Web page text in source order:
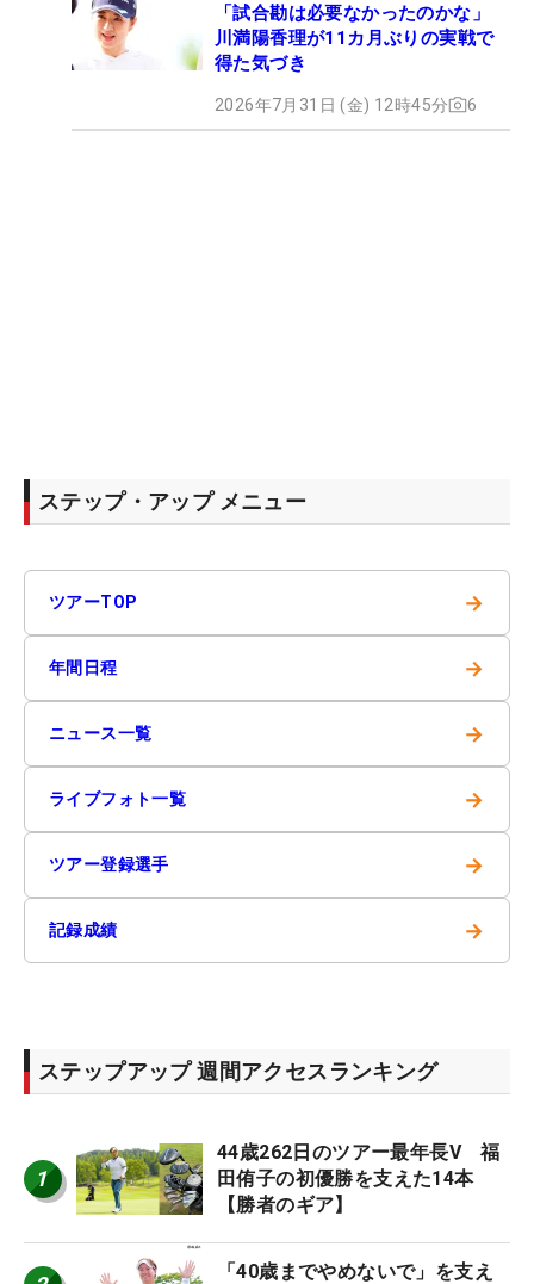
「試合勘は必要なかったのかな」
川満陽香理が11カ月ぶりの実戦で
得た気づき
2026年7月31日 (金) 12時45分 6
ステップ・アップ メニュー
ツアーTOP →
年間日程 →
ニュース一覧 →
ライブフォト一覧 →
ツアー登録選手 →
記録成績 →
ステップアップ 週間アクセスランキング
1
44歳262日のツアー最年長V 福
田侑子の初優勝を支えた14本
【勝者のギア】
「40歳までやめないで」を支え